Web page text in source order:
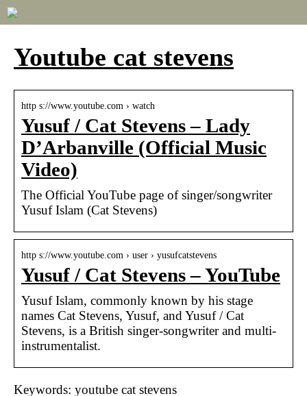
Youtube cat stevens
http s://www.youtube.com › watch
Yusuf / Cat Stevens – Lady
D’Arbanville (Official Music
Video)
The Official YouTube page of singer/songwriter
Yusuf Islam (Cat Stevens)
http s://www.youtube.com › user › yusufcatstevens
Yusuf / Cat Stevens – YouTube
Yusuf Islam, commonly known by his stage
names Cat Stevens, Yusuf, and Yusuf / Cat
Stevens, is a British singer-songwriter and multi-
instrumentalist.
Keywords: youtube cat stevens